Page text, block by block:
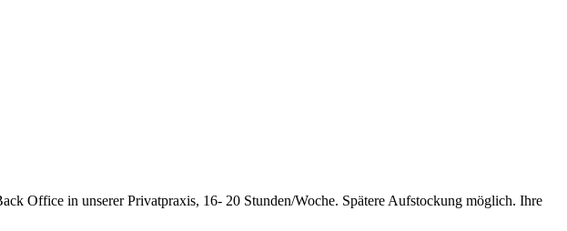
Office in unserer Privatpraxis, 16- 20 Stunden/Woche. Spätere Aufstockung möglich. Ihre